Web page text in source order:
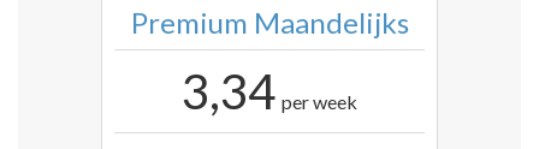
Premium Maandelijks
3,34 per week